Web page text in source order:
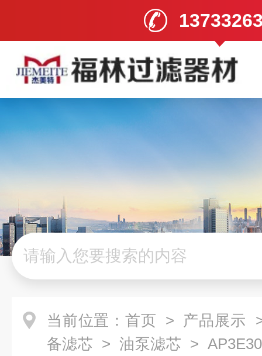
当前位置： 首页 > 产品展示
备滤芯 > 油泵滤芯 >